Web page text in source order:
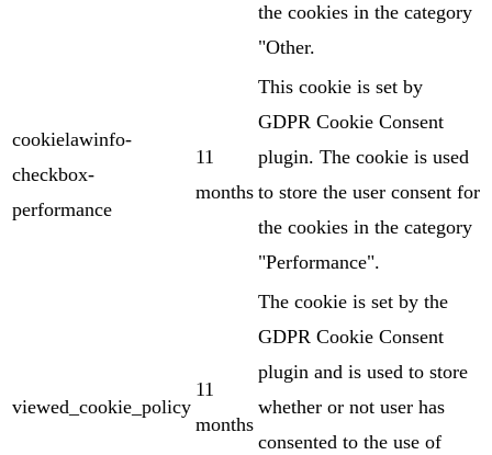
the cookies in the category
"Other.
cookielawinfo-
checkbox-
performance
11
months
This cookie is set by
GDPR Cookie Consent
plugin. The cookie is used
to store the user consent for
the cookies in the category
"Performance".
viewed_cookie_policy
11
months
The cookie is set by the
GDPR Cookie Consent
plugin and is used to store
whether or not user has
consented to the use of